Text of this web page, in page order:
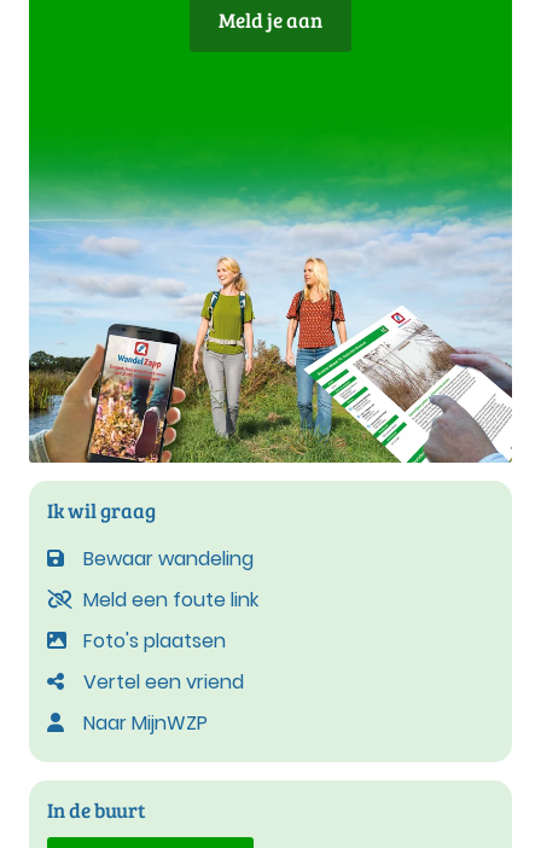
Meld je aan
Ik wil graag
Bewaar wandeling
Meld een foute link
Foto's plaatsen
Vertel een vriend
Naar MijnWZP
In de buurt